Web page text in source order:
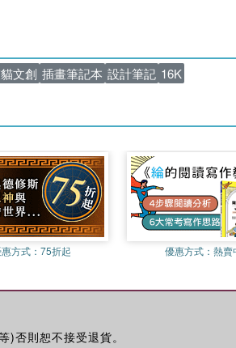
文創 插畫筆記本 設計筆記 16K
方式： 75折起 優惠方式： 熱賣
否則恕不接受退貨。